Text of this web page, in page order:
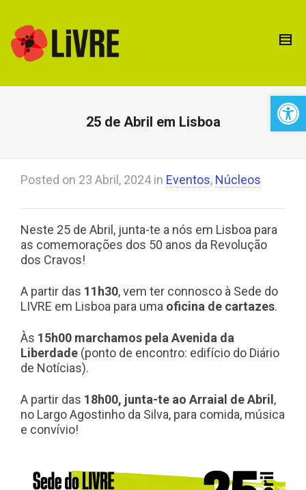
25 de Abril em Lisboa
Posted on 23 Abril, 2024in Eventos, Núcleos
Neste 25 de Abril, junta-te a nós em Lisboa para
as comemorações dos 50 anos da Revolução
dos Cravos!
A partir das 11h30, vem ter connosco à Sede do
LIVRE em Lisboa para uma oficina de cartazes.
Às 15h00 marchamos pela Avenida da
Liberdade (ponto de encontro: edifício do Diário
de Notícias).
A partir das 18h00, junta-te ao Arraial de Abril ,
no Largo Agostinho da Silva, para comida, música
e convívio!